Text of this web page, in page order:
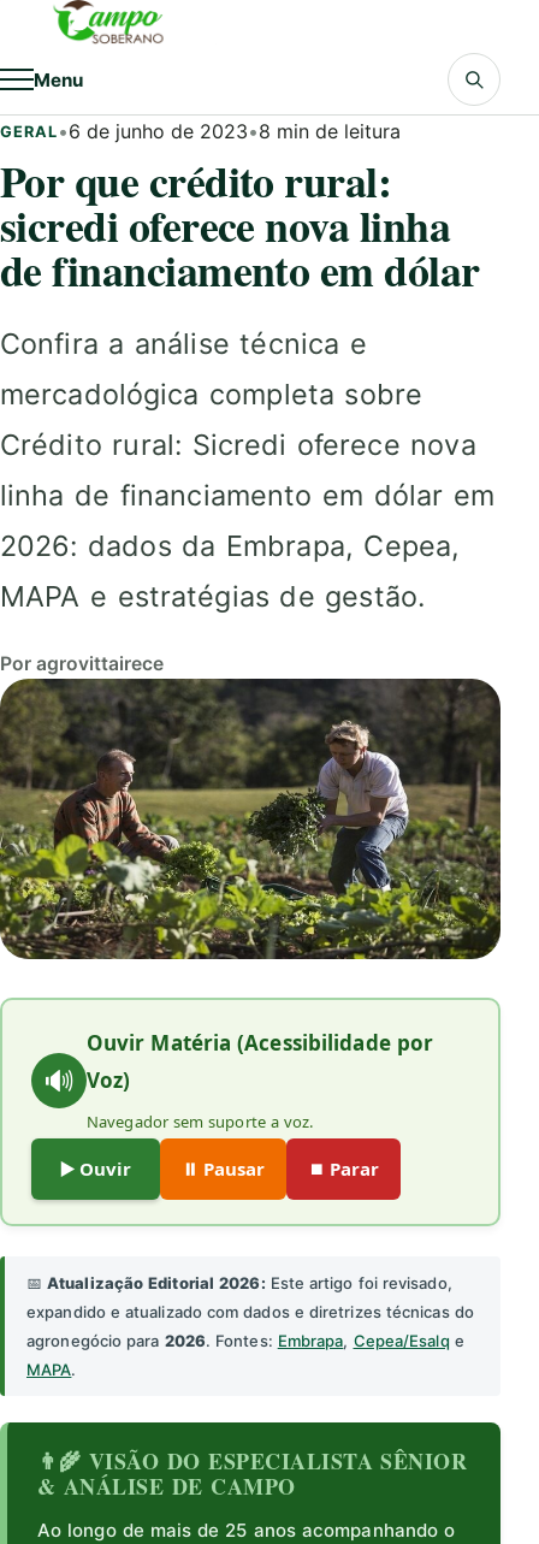
Pular para o conteúdo
Menu
GERAL •6 de junho de 2023•8 min de leitura
Por que crédito rural:
sicredi oferece nova linha
de financiamento em dólar
Confira a análise técnica e
mercadológica completa sobre
Crédito rural: Sicredi oferece nova
linha de financiamento em dólar em
2026: dados da Embrapa, Cepea,
MAPA e estratégias de gestão.
Por agrovittairece
🔊
Ouvir Matéria (Acessibilidade por
Voz)
Navegador sem suporte a voz.
▶️ Ouvir ⏸️ Pausar ⏹️ Parar
📅Atualização Editorial 2026: Este artigo foi revisado,
expandido e atualizado com dados e diretrizes técnicas do
agronegócio para 2026. Fontes: Embrapa, Cepea/Esalq e
MAPA.
👨‍🌾 VISÃO DO ESPECIALISTA SÊNIOR
& ANÁLISE DE CAMPO
Ao longo de mais de 25 anos acompanhando o